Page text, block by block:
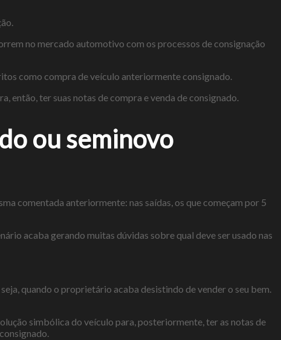
no mercado automotivo com os processos de consignação
como compra de veículo anteriormente consignado.
então, ter suas notas de compra e venda de consignado.
ou seminovo
comentada anteriormente: nas saídas, os que começam por 5
acaba gerando muitas dúvidas sobre qual deve ser usado nas
quando o proprietário acaba desistindo de vender o seu bem.
simbólica do veículo para, posteriormente, ter as notas de